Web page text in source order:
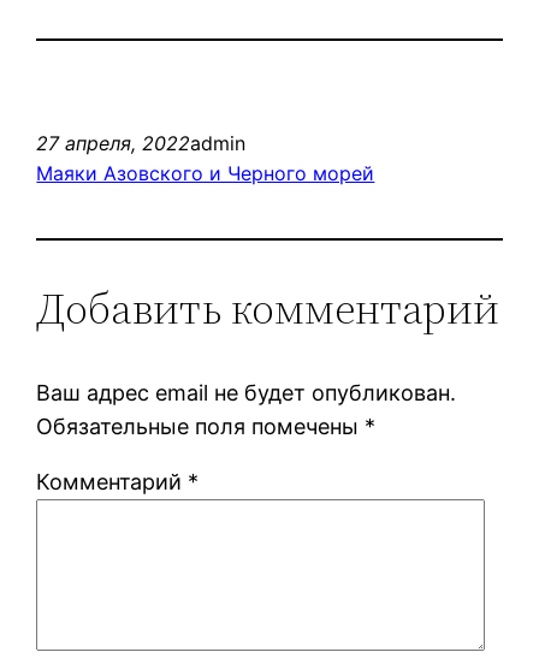
27 апреля, 2022admin
Маяки Азовского и Черного морей
Добавить комментарий
Ваш адрес email не будет опубликован.
Обязательные поля помечены *
Комментарий *